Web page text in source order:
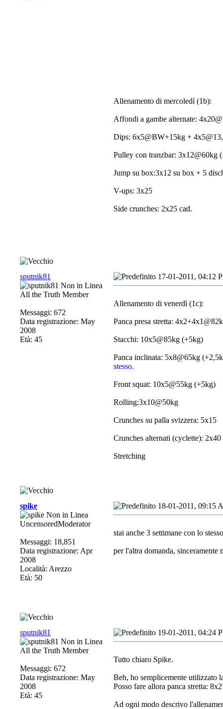
Allenamento di mercoledí (1b):
Affondi a gambe alternate:
Dips: 6x5@BW+15kg +
Pulley con tranzbar: 3x12@60kg
Jump su box:3x12 su box + 5
V-ups: 3x25
Side crunches: 2x25 cad.
sputnik81
All the Truth Member
Messaggi: 672
Data registrazione: May
2008
Età: 45
17-01-2011, 04:12
Allenamento di venerdì (1c):
Panca presa stretta:
Stacchi: 10x5@85kg (+5kg)
Panca inclinata: 5x8@65kg
stesso.
Front squat: 10x5@55kg (+5kg)
Rolling:3x10@50kg
Crunches su palla svizzera: 5x15
Crunches alternati (cyclette): 2x40
Stretching
spike
UncensoredModerator
Messaggi: 18,851
Data registrazione: Apr
2008
Località: Arezzo
Età: 50
18-01-2011, 09:15
stai anche 3 settimane con lo
per l'altra domanda, sinceramente
sputnik81
All the Truth Member
Messaggi: 672
Data registrazione: May
2008
Età: 45
19-01-2011, 04:24
Tutto chiaro Spike.
Beh, ho semplicemente utilizzato
Posso fare allora panca stretta:
Ad ogni modo descrivo